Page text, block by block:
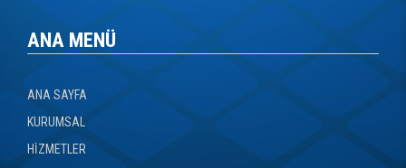
ANA MENÜ
ANA SAYFA
KURUMSAL
HİZMETLER